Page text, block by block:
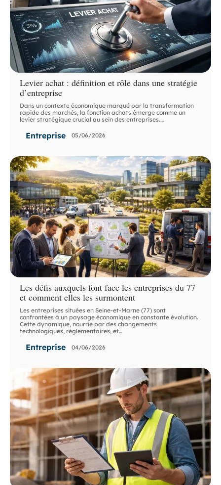
Levier achat : définition et rôle dans une stratégie
d’entreprise
Dans un contexte économique marqué par la transformation
rapide des marchés, la fonction achats émerge comme un
levier stratégique crucial au sein des entreprises.…
Entreprise 05/06/2026
Les défis auxquels font face les entreprises du 77
et comment elles les surmontent
Les entreprises situées en Seine-et-Marne (77) sont
confrontées à un paysage économique en constante évolution.
Cette dynamique, nourrie par des changements
technologiques, réglementaires, et…
Entreprise 04/06/2026